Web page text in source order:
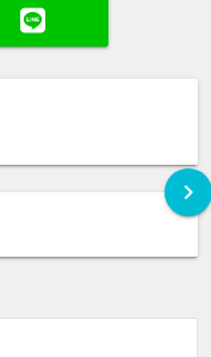
chevron_right